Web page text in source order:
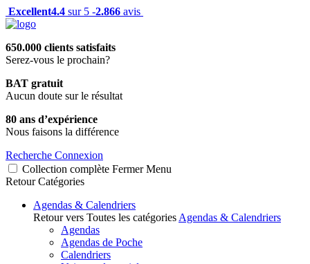
Excellent4.4 sur 5 -2.866 avis
650.000 clients satisfaits
Serez-vous le prochain?
BAT gratuit
Aucun doute sur le résultat
80 ans d’expérience
Nous faisons la différence
Recherche Connexion
Collection complète Fermer Menu
Retour Catégories
Agendas & Calendriers
Retour vers Toutes les catégories Agendas & Calendriers
Agendas
Agendas de Poche
Calendriers